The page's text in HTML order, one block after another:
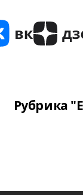
Рубрика